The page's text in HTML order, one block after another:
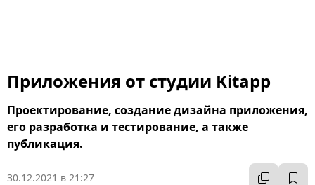
Приложения от студии Kitapp
Проектирование, создание дизайна приложения,
его разработка и тестирование, а также
публикация.
30.12.2021 в 21:27